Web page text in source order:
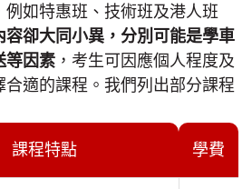
如特惠班、技術班及港人班
容卻大同小異，分別可能是學車
等因素 ，考生可因應個人程度及
合適的課程。我們列出部分課程
課程特點 學費